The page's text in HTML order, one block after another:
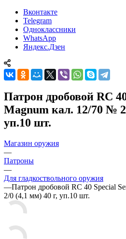
Вконтакте
Telegram
Одноклассники
WhatsApp
Яндекс.Дзен
Патрон дробовой RC
Magnum кал. 12/70 №
уп.10 шт.
Магазин оружия
—
Патроны
—
Для гладкоствольного оружия
—Патрон дробовой RC 40 Special
2/0 (4,1 мм) 40 г, уп.10 шт.